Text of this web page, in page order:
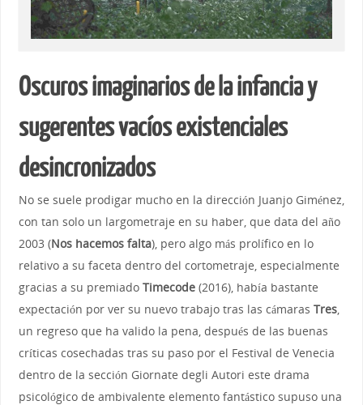
Oscuros imaginarios de la infancia y
sugerentes vacíos existenciales
desincronizados
No se suele prodigar mucho en la dirección Juanjo Giménez,
con tan solo un largometraje en su haber, que data del año
2003 (Nos hacemos falta), pero algo más prolífico en lo
relativo a su faceta dentro del cortometraje, especialmente
gracias a su premiado Timecode(2016), había bastante
expectación por ver su nuevo trabajo tras las cámaras Tres,
un regreso que ha valido la pena, después de las buenas
críticas cosechadas tras su paso por el Festival de Venecia
dentro de la sección Giornate degli Autori este drama
psicológico de ambivalente elemento fantástico supuso una